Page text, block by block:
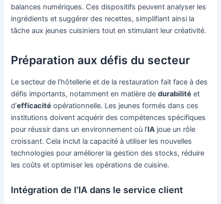
balances numériques. Ces dispositifs peuvent analyser les
ingrédients et suggérer des recettes, simplifiant ainsi la
tâche aux jeunes cuisiniers tout en stimulant leur créativité.
Préparation aux défis du secteur
Le secteur de l’hôtellerie et de la restauration fait face à des
défis importants, notamment en matière dedurabilité et
d’efficacité opérationnelle. Les jeunes formés dans ces
institutions doivent acquérir des compétences spécifiques
pour réussir dans un environnement où l’IA joue un rôle
croissant. Cela inclut la capacité à utiliser les nouvelles
technologies pour améliorer la gestion des stocks, réduire
les coûts et optimiser les opérations de cuisine.
Intégration de l’IA dans le service client